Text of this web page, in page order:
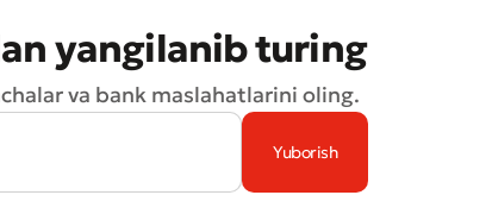
yangilanib turing
va bank maslahatlarini oling.